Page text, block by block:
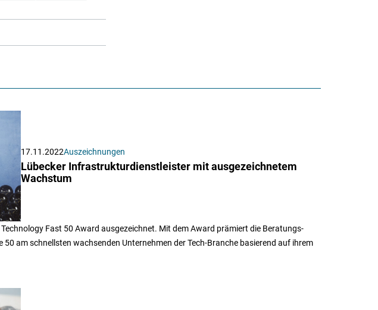
17.11.2022Auszeichnungen
Lübecker Infrastrukturdienstleister mit ausgezeichnetem
Wachstum
Fast 50 Award ausgezeichnet. Mit dem Award prämiert die Beratungs-
am schnellsten wachsenden Unternehmen der Tech-Branche basierend auf ihrem